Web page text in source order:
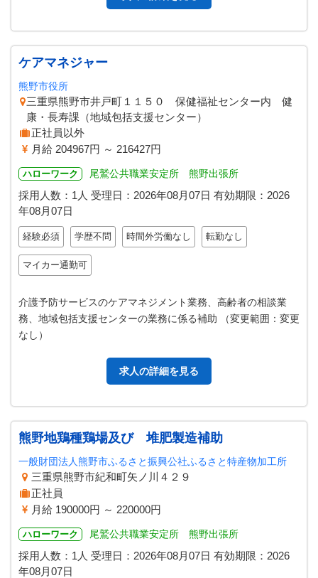
ケアマネジャー
熊野市役所
三重県熊野市井戸町１１５０ 保健福祉センター内 健
康・長寿課（地域包括支援センター）
正社員以外
月給 204967円 ～ 216427円
ハローワーク 尾鷲公共職業安定所 熊野出張所
採用人数：1人 受理日： 2026年08月07日 有効期限： 2026
年08月07日
経験必須 学歴不問 時間外労働なし 転勤なし
マイカー通勤可
介護予防サービスのケアマネジメント業務、高齢者の相談業
務、地域包括支援センターの業務に係る補助 （変更範囲：変更
なし）
求人の詳細を見る
熊野地鶏種鶏場及び 堆肥製造補助
一般財団法人熊野市ふるさと振興公社ふるさと特産物加工所
三重県熊野市紀和町矢ノ川４２９
正社員
月給 190000円 ～ 220000円
ハローワーク 尾鷲公共職業安定所 熊野出張所
採用人数：1人 受理日： 2026年08月07日 有効期限： 2026
年08月07日